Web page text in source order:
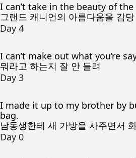
I can’t take in the beauty of the
그랜드 캐니언의 아름다움을 감
Day 4
I can’t make out what you’re
뭐라고 하는지 잘 안 들려
Day 3
I made it up to my brother by
bag.
남동생한테 새 가방을 사주면서
Day 0